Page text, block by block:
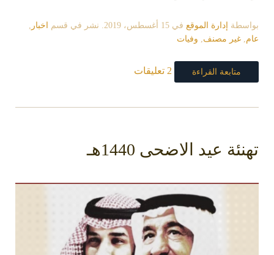
بواسطة إدارة الموقع في 15 أغسطس، 2019 . نشر في قسم اخبار
عام غير مصنف وفيات
متابعة القراءة 2 تعليقات
تهنئة عيد الاضحى 1440هـ